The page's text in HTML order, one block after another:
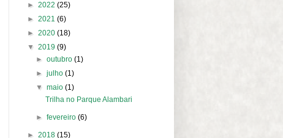
► 2022 (25)
► 2021 (6)
► 2020 (18)
▼ 2019 (9)
►outubro(1)
►julho(1)
▼maio(1)
Trilha no Parque Alambari
►fevereiro(6)
► 2018 (15)